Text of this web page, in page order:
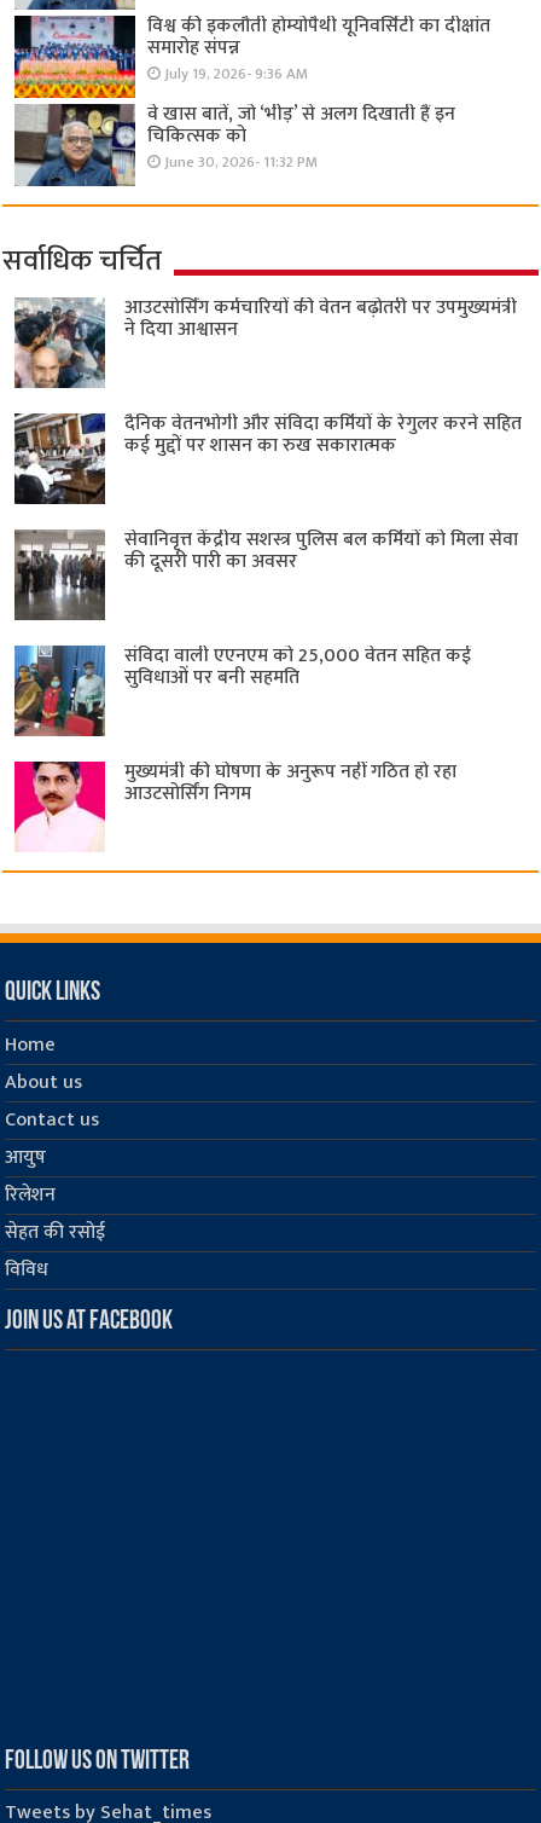
विश्व की इकलौती होम्योपैथी यूनिवर्सिटी का दीक्षांत
समारोह संपन्न
July 19, 2026- 9:36 AM
वे खास बातें, जो ‘भीड़’ से अलग दिखाती हैं इन
चिकित्सक को
June 30, 2026- 11:32 PM
सर्वाधिक चर्चित
आउटसोर्सिंग कर्मचारियों की वेतन बढ़ोतरी पर उपमुख्यमंत्री
ने दिया आश्वासन
दैनिक वेतनभोगी और संविदा कर्मियों के रेगुलर करने सहित
कई मुद्दों पर शासन का रुख सकारात्मक
सेवानिवृत्त केंद्रीय सशस्त्र पुलिस बल ​कर्मियों को मिला सेवा
की दूसरी पारी का अवसर
संविदा वाली एएनएम को 25,000 वेतन सहित कई
सुविधाओं पर बनी सहमति
मुख्यमंत्री की घोषणा के अनुरूप नहीं गठित हो रहा
आउटसोर्सिंग निगम
Quick Links
Home
About us
Contact us
आयुष
रिलेशन
सेहत की रसोई
विविध
Join us at Facebook
Follow us on Twitter
Tweets by Sehat_times